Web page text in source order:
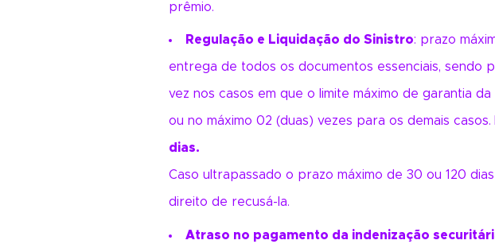
prêmio.
Regulação e Liquidação do Sinistro: prazo
entrega de todos os documentos essenciais, sendo
vez nos casos em que o limite máximo de garantia
ou no máximo 02 (duas) vezes para os demais casos.
dias.
Caso ultrapassado o prazo máximo de 30 ou 120
direito de recusá-la.
Atraso no pagamento da indenização